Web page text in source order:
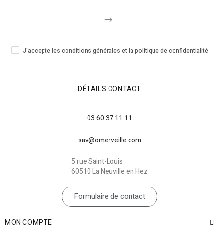
J'accepte les conditions générales et la politique de confidentialité
DÉTAILS CONTACT
03 60 37 11 11
sav@omerveille.com
5 rue Saint-Louis
60510 La Neuville en Hez
Formulaire de contact
MON COMPTE